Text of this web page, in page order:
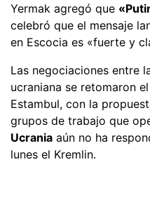
Yermak agregó que
celebró que el mensaje
en Escocia es «fuerte y
Las negociaciones entre
ucraniana se retomaron
Estambul, con la
grupos de trabajo que
Ucrania aún no ha
lunes el Kremlin.